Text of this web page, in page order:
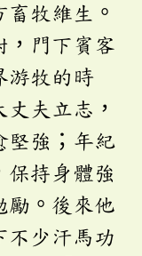
牧維生。
，門下賓客
游牧的時
夫立志，
堅強；年紀
保持身體強
勵。後來他
不少汗馬功